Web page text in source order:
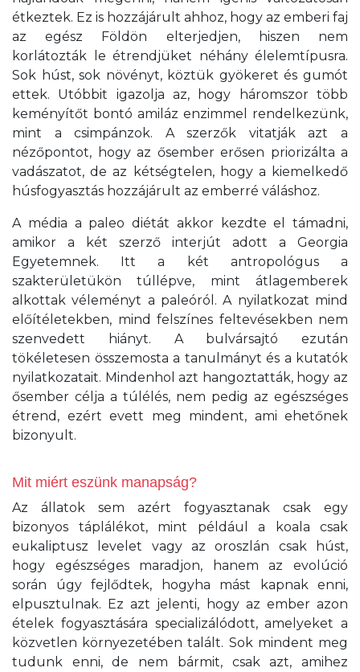
étkeztek. Ez is hozzájárult ahhoz, hogy az emberi faj
az egész Földön elterjedjen, hiszen nem
korlátozták le étrendjüket néhány élelemtípusra.
Sok húst, sok növényt, köztük gyökeret és gumót
ettek. Utóbbit igazolja az, hogy háromszor több
keményítőt bontó amiláz enzimmel rendelkezünk,
mint a csimpánzok. A szerzők vitatják azt a
nézőpontot, hogy az ősember erősen priorizálta a
vadászatot, de az kétségtelen, hogy a kiemelkedő
húsfogyasztás hozzájárult az emberré váláshoz.
A média a paleo diétát akkor kezdte el támadni,
amikor a két szerző interjút adott a Georgia
Egyetemnek. Itt a két antropológus a
szakterületükön túllépve, mint átlagemberek
alkottak véleményt a paleóról. A nyilatkozat mind
előítéletekben, mind felszínes feltevésekben nem
szenvedett hiányt. A bulvársajtó ezután
tökéletesen összemosta a tanulmányt és a kutatók
nyilatkozatait. Mindenhol azt hangoztatták, hogy az
ősember célja a túlélés, nem pedig az egészséges
étrend, ezért evett meg mindent, ami ehetőnek
bizonyult.
Mit miért eszünk manapság?
Az állatok sem azért fogyasztanak csak egy
bizonyos táplálékot, mint például a koala csak
eukaliptusz levelet vagy az oroszlán csak húst,
hogy egészséges maradjon, hanem az evolúció
során úgy fejlődtek, hogyha mást kapnak enni,
elpusztulnak. Ez azt jelenti, hogy az ember azon
ételek fogyasztására specializálódott, amelyeket a
közvetlen környezetében talált. Sok mindent meg
tudunk enni, de nem bármit, csak azt, amihez